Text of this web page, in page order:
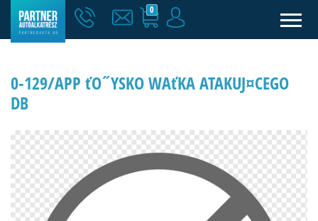
0
0-129/APP ťO˝YSKO WAťKA ATAKUJ¤CEGO
DB